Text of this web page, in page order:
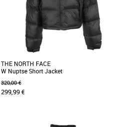
THE NORTH FACE
W Nuptse Short Jacket
320,00 €
299,99 €